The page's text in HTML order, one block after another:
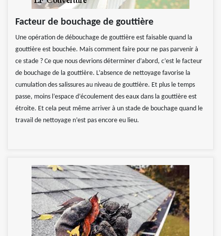
Facteur de bouchage de gouttière
Une opération de débouchage de gouttière est faisable quand la
gouttière est bouchée. Mais comment faire pour ne pas parvenir à
ce stade ? Ce que nous devrions déterminer d’abord, c’est le facteur
de bouchage de la gouttière. L’absence de nettoyage favorise la
cumulation des salissures au niveau de gouttière. Et plus le temps
passe, moins l’espace d’écoulement des eaux dans la gouttière est
étroite. Et cela peut même arriver à un stade de bouchage quand le
travail de nettoyage n’est pas encore eu lieu.